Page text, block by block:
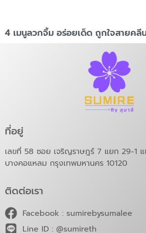
4 เมนูลวกจิ้ม อร่อยเด็ด ถูกใจสายคลี
ที่อยู่
เลขที่ 58 ซอย เจริญราษฎร์ 7 แยก 29-1 แ
บางคอแหลม กรุงเทพมหานคร 10120
ติดต่อเรา
Facebook : sumirebysumalee
Line ID : @sumireth